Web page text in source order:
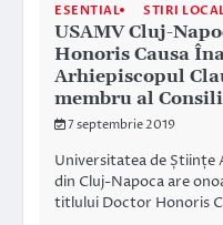
ESENTIAL STIRI
USAMV Cluj-
Honoris Causa
Arhiepiscopul
membru al
7 septembrie 2019
Universitatea de Științe
din Cluj-Napoca are
titlului Doctor Honoris